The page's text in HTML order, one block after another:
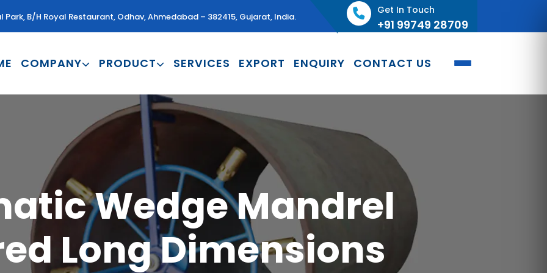
Park, B/H Royal Restaurant, Odhav, Ahmedabad – 382415, Gujarat, India.
Get In Touch
+91 99749 28709
COMPANY PRODUCT SERVICES EXPORT ENQUIRY CONTACT US
Wedge Mandrel
Long Dimensions